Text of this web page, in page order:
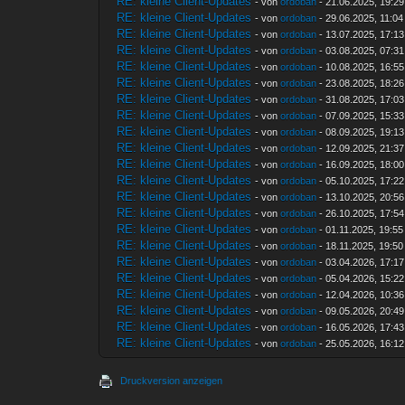
RE: kleine Client-Updates - vonordoban - 29.06.2025, 11:04
RE: kleine Client-Updates - vonordoban - 13.07.2025, 17:13
RE: kleine Client-Updates - vonordoban - 03.08.2025, 07:31
RE: kleine Client-Updates - vonordoban - 10.08.2025, 16:55
RE: kleine Client-Updates - vonordoban - 23.08.2025, 18:26
RE: kleine Client-Updates - vonordoban - 31.08.2025, 17:03
RE: kleine Client-Updates - vonordoban - 07.09.2025, 15:33
RE: kleine Client-Updates - vonordoban - 08.09.2025, 19:13
RE: kleine Client-Updates - vonordoban - 12.09.2025, 21:37
RE: kleine Client-Updates - vonordoban - 16.09.2025, 18:00
RE: kleine Client-Updates - vonordoban - 05.10.2025, 17:22
RE: kleine Client-Updates - vonordoban - 13.10.2025, 20:56
RE: kleine Client-Updates - vonordoban - 26.10.2025, 17:54
RE: kleine Client-Updates - vonordoban - 01.11.2025, 19:55
RE: kleine Client-Updates - vonordoban - 18.11.2025, 19:50
RE: kleine Client-Updates - vonordoban - 03.04.2026, 17:17
RE: kleine Client-Updates - vonordoban - 05.04.2026, 15:22
RE: kleine Client-Updates - vonordoban - 12.04.2026, 10:36
RE: kleine Client-Updates - vonordoban - 09.05.2026, 20:49
RE: kleine Client-Updates - vonordoban - 16.05.2026, 17:43
RE: kleine Client-Updates - vonordoban - 25.05.2026, 16:12
Druckversion anzeigen